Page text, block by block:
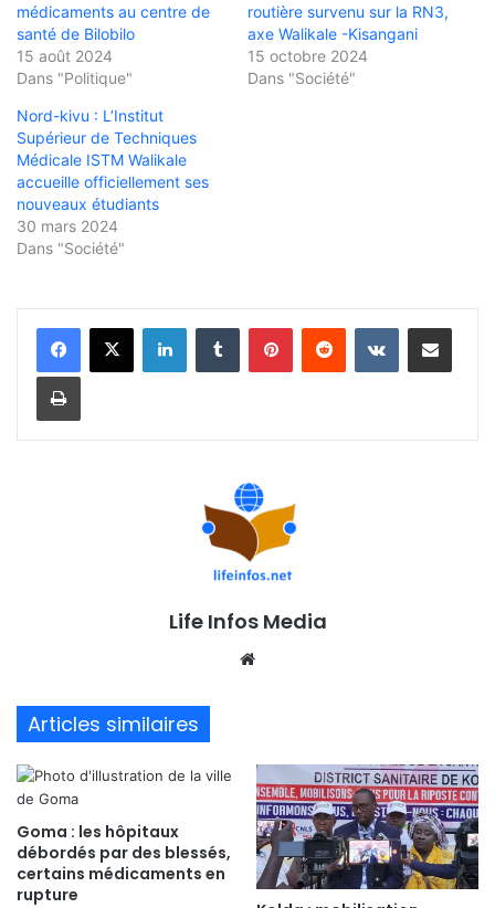
médicaments au centre de
santé de Bilobilo
15 août 2024
Dans "Politique"
routière survenu sur la RN3,
axe Walikale -Kisangani
15 octobre 2024
Dans "Société"
Nord-kivu : L’Institut
Supérieur de Techniques
Médicale ISTM Walikale
accueille officiellement ses
nouveaux étudiants
30 mars 2024
Dans "Société"
Life Infos Media
Articles similaires
Goma : les hôpitaux
débordés par des blessés,
certains médicaments en
rupture